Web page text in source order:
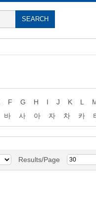
F G H I J K L
바 사 아 자 차 카
Results/Page